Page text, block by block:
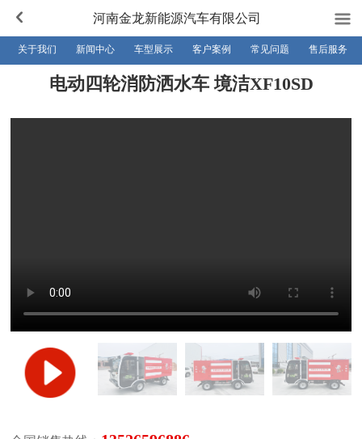
河南金龙新能源汽车有限公司
关于我们 新闻中心 车型展示 客户案例 常见问题 售后服务
电动四轮消防洒水车 境洁XF10SD